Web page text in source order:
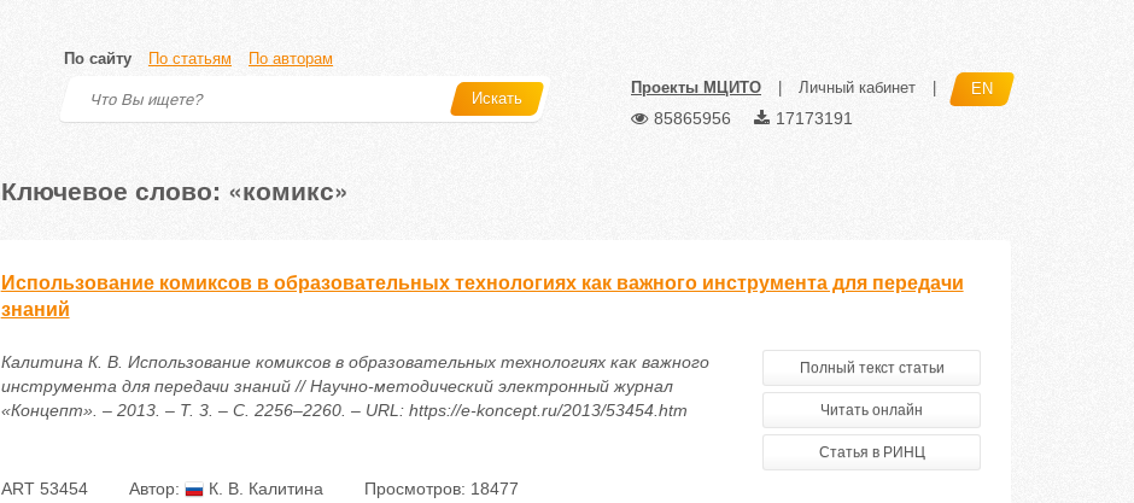
По сайту По статьям По авторам
Искать
Проекты МЦИТО Личный кабинет EN
85865956 17173191
Ключевое слово: «комикс»
Использование комиксов в образовательных технологиях как важного инструмента для передачи
знаний
Калитина К. В. Использование комиксов в образовательных технологиях как важного
инструмента для передачи знаний // Научно-методический электронный журнал
«Концепт». – 2013. – Т. 3. – С. 2256–2260. – URL: https://e-koncept.ru/2013/53454.htm
Полный текст статьи
Читать онлайн
Статья в РИНЦ
ART 53454 Автор: К. В. Калитина Просмотров: 18477